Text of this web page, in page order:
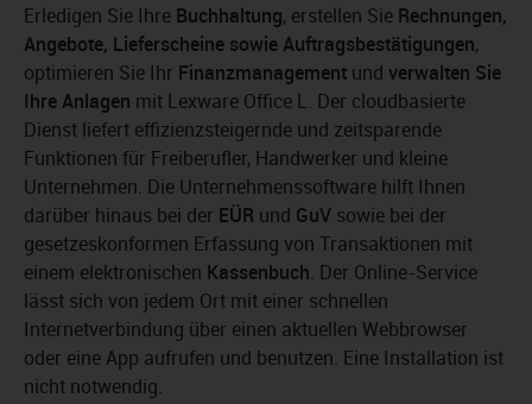
Erledigen Sie Ihre Buchhaltung, erstellen Sie Rechnungen,
Angebote, Lieferscheine sowie Auftragsbestätigungen,
optimieren Sie Ihr Finanzmanagement und verwalten Sie
Ihre Anlagen mit Lexware Office L. Der cloudbasierte
Dienst liefert effizienzsteigernde und zeitsparende
Funktionen für Freiberufler, Handwerker und kleine
Unternehmen. Die Unternehmenssoftware hilft Ihnen
darüber hinaus bei der EÜR und GuV sowie bei der
gesetzeskonformen Erfassung von Transaktionen mit
einem elektronischen Kassenbuch. Der Online-Service
lässt sich von jedem Ort mit einer schnellen
Internetverbindung über einen aktuellen Webbrowser
oder eine App aufrufen und benutzen. Eine Installation ist
nicht notwendig.